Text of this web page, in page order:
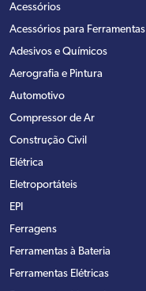
Acessórios
Acessórios para Ferramentas
Adesivos e Químicos
Aerografia e Pintura
Automotivo
Compressor de Ar
Construção Civil
Elétrica
Eletroportáteis
EPI
Ferragens
Ferramentas à Bateria
Ferramentas Elétricas